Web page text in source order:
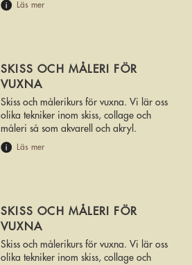
Läs mer
SKISS OCH MÅLERI FÖR
VUXNA
Skiss och målerikurs för vuxna. Vi lär oss
olika tekniker inom skiss, collage och
måleri så som akvarell och akryl.
Läs mer
SKISS OCH MÅLERI FÖR
VUXNA
Skiss och målerikurs för vuxna. Vi lär oss
olika tekniker inom skiss, collage och